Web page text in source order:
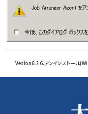
Vesion6.2 6.アンインストール